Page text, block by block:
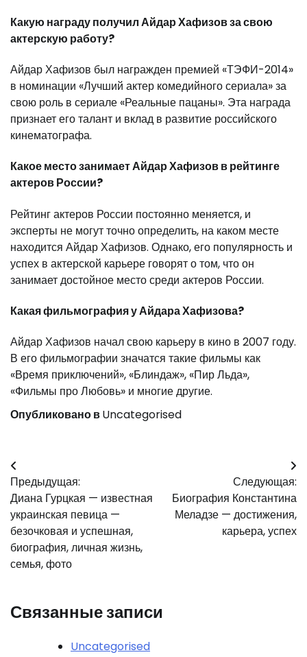
Какую награду получил Айдар Хафизов за свою
актерскую работу?
Айдар Хафизов был награжден премией «ТЭФИ-2014»
в номинации «Лучший актер комедийного сериала» за
свою роль в сериале «Реальные пацаны». Эта награда
признает его талант и вклад в развитие российского
кинематографа.
Какое место занимает Айдар Хафизов в рейтинге
актеров России?
Рейтинг актеров России постоянно меняется, и
эксперты не могут точно определить, на каком месте
находится Айдар Хафизов. Однако, его популярность и
успех в актерской карьере говорят о том, что он
занимает достойное место среди актеров России.
Какая фильмография у Айдара Хафизова?
Айдар Хафизов начал свою карьеру в кино в 2007 году.
В его фильмографии значатся такие фильмы как
«Время приключений», «Блиндаж», «Пир Льда»,
«Фильмы про Любовь» и многие другие.
Опубликовано вUncategorised
Навигация
по
записям
Предыдущая:
Диана Гурцкая — известная
украинская певица —
безочковая и успешная,
биография, личная жизнь,
семья, фото
Следующая:
Биография Константина
Меладзе — достижения,
карьера, успех
Связанные записи
Uncategorised